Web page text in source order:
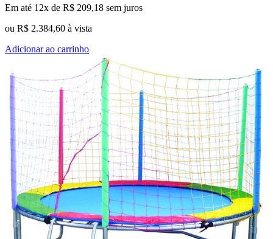
Em até 12x de R$ 209,18 sem juros
ou R$ 2.384,60 à vista
Adicionar ao carrinho